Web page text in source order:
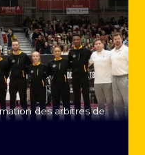
des arbitres de